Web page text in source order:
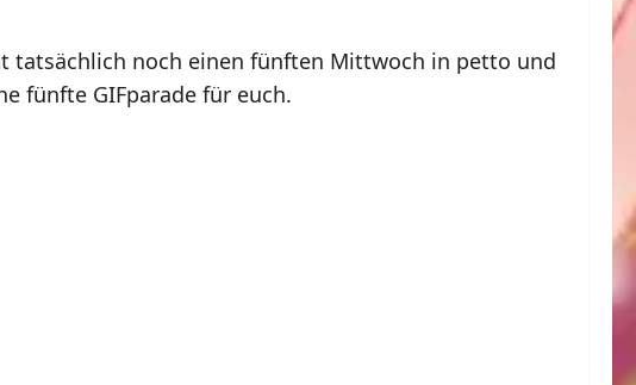
tatsächlich noch einen fünften Mittwoch in petto und
fünfte GIFparade für euch.